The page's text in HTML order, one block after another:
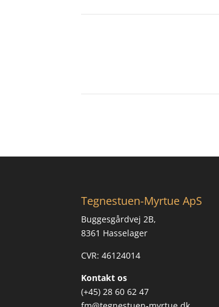
Tegnestuen-Myrtue ApS
Buggesgårdvej 2B,
8361 Hasselager
CVR: 46124014
Kontakt os
(+45) 28 60 62 47